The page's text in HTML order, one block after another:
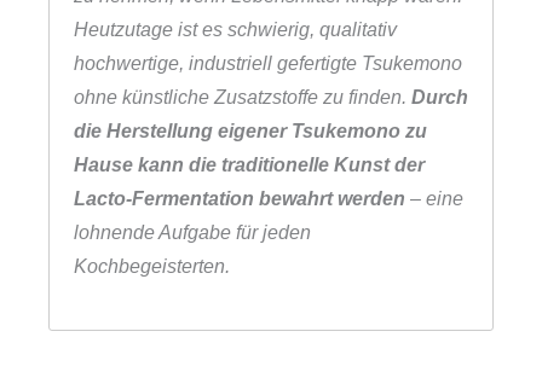
Heutzutage ist es schwierig, qualitativ
hochwertige, industriell gefertigte Tsukemono
ohne künstliche Zusatzstoffe zu finden. Durch
die Herstellung eigener Tsukemono zu
Hause kann die traditionelle Kunst der
Lacto-Fermentation bewahrt werden – eine
lohnende Aufgabe für jeden
Kochbegeisterten.